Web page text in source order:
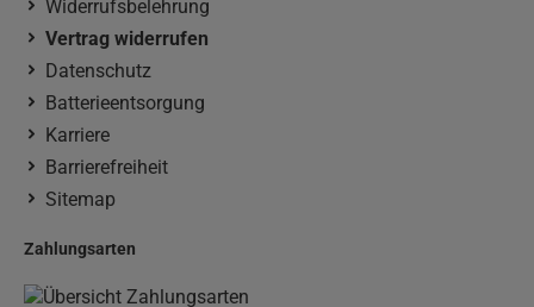
Widerrufsbelehrung
Vertrag widerrufen
Datenschutz
Batterieentsorgung
Karriere
Barrierefreiheit
Sitemap
Zahlungsarten